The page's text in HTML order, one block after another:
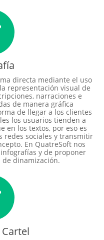
directa mediante el uso
representación visual de
narraciones e
de manera gráfica
de llegar a los clientes
los usuarios tienden a
en los textos, por eso es
redes sociales y transmitir
En QuatreSoft nos
y de proponer
dinamización.